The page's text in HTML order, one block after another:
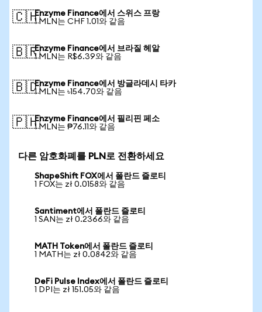
🇨🇭Enzyme Finance에서 스위스 프랑
1 MLN는 CHF 1.01와 같음
🇧🇷Enzyme Finance에서 브라질 헤알
1 MLN는 R$6.39와 같음
🇧🇩Enzyme Finance에서 방글라데시 타카
1 MLN는 ৳154.70와 같음
🇵🇭Enzyme Finance에서 필리핀 페소
1 MLN는 ₱76.11와 같음
다른 암호화폐를 PLN로 전환하세요
ShapeShift FOX에서 폴란드 즐로티
1 FOX는 zł 0.0158와 같음
Santiment에서 폴란드 즐로티
1 SAN는 zł 0.2366와 같음
MATH Token에서 폴란드 즐로티
1 MATH는 zł 0.0842와 같음
DeFi Pulse Index에서 폴란드 즐로티
1 DPI는 zł 151.05와 같음